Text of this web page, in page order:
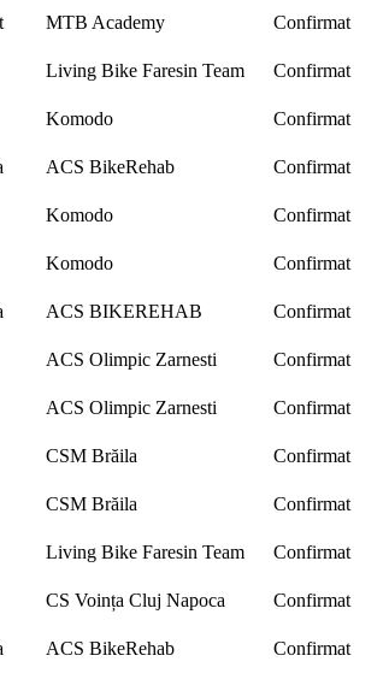
MTB Academy
Confirmat
Living Bike Faresin Team
Confirmat
Komodo
Confirmat
ACS BikeRehab
Confirmat
Komodo
Confirmat
Komodo
Confirmat
ACS BIKEREHAB
Confirmat
ACS Olimpic Zarnesti
Confirmat
ACS Olimpic Zarnesti
Confirmat
CSM Brăila
Confirmat
CSM Brăila
Confirmat
Living Bike Faresin Team
Confirmat
CS Voința Cluj Napoca
Confirmat
ACS BikeRehab
Confirmat